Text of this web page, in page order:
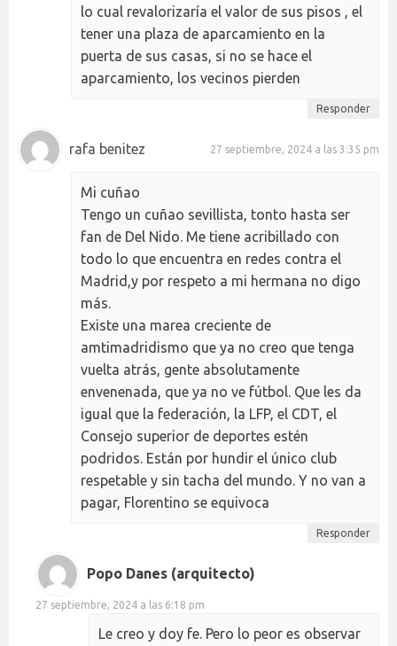
lo cual revalorizaría el valor de sus pisos , el
tener una plaza de aparcamiento en la
puerta de sus casas, si no se hace el
aparcamiento, los vecinos pierden
Responder
rafa benitez 27 septiembre, 2024 a las 3:35 pm
Mi cuñao
Tengo un cuñao sevillista, tonto hasta ser
fan de Del Nido. Me tiene acribillado con
todo lo que encuentra en redes contra el
Madrid,y por respeto a mi hermana no digo
más.
Existe una marea creciente de
amtimadridismo que ya no creo que tenga
vuelta atrás, gente absolutamente
envenenada, que ya no ve fútbol. Que les da
igual que la federación, la LFP, el CDT, el
Consejo superior de deportes estén
podridos. Están por hundir el único club
respetable y sin tacha del mundo. Y no van a
pagar, Florentino se equivoca
Responder
Popo Danes (arquitecto)
27 septiembre, 2024 a las 6:18 pm
Le creo y doy fe. Pero lo peor es observar